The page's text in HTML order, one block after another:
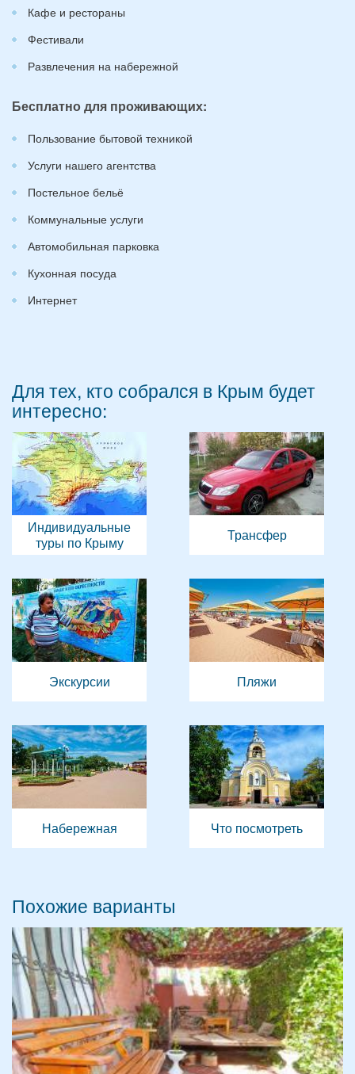
Кафе и рестораны
Фестивали
Развлечения на набережной
Бесплатно для проживающих:
Пользование бытовой техникой
Услуги нашего агентства
Постельное бельё
Коммунальные услуги
Автомобильная парковка
Кухонная посуда
Интернет
Для тех, кто собрался в Крым будет
интересно:
Индивидуальные
туры по Крыму
Трансфер
Экскурсии Пляжи
Набережная Что посмотреть
Похожие варианты